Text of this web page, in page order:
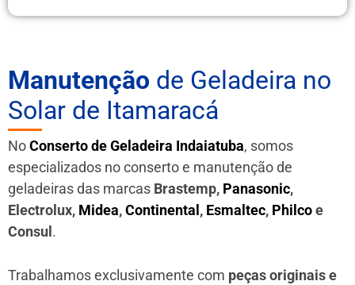
Manutenção de Geladeira no
Solar de Itamaracá
NoConserto de Geladeira Indaiatuba, somos
especializados no conserto e manutenção de
geladeiras das marcas Brastemp, Panasonic,
Electrolux, Midea,Continental, Esmaltec, Philcoe
Consul.
Trabalhamos exclusivamente com peças originais e